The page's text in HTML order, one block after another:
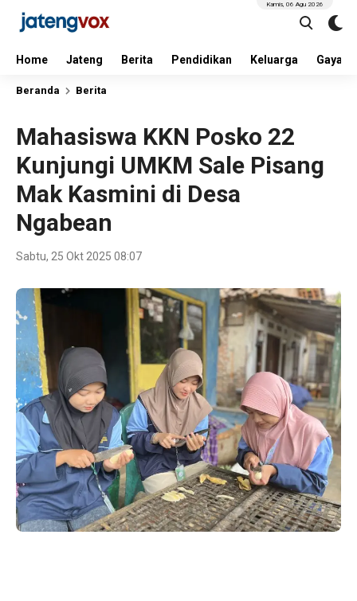
Home Jateng Berita Pendidikan Keluarga Gaya
Kamis, 06 Agu 2026
Beranda Berita
Mahasiswa KKN Posko 22
Kunjungi UMKM Sale Pisang
Mak Kasmini di Desa
Ngabean
Sabtu, 25 Okt 2025 08:07